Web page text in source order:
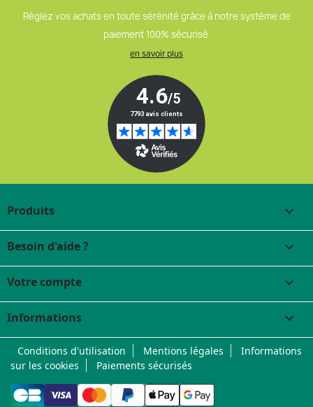
Réglez vos achats en toute sérénité grâce à notre système de
paiement 100% sécurisé.
en savoir plus
Produits 
Besoin d'aide ? 
Votre compte 
Informations keyboard_arrow_down
Conditions d'utilisation Mentions légales
Informations
sur les cookies
Paiements sécurisés